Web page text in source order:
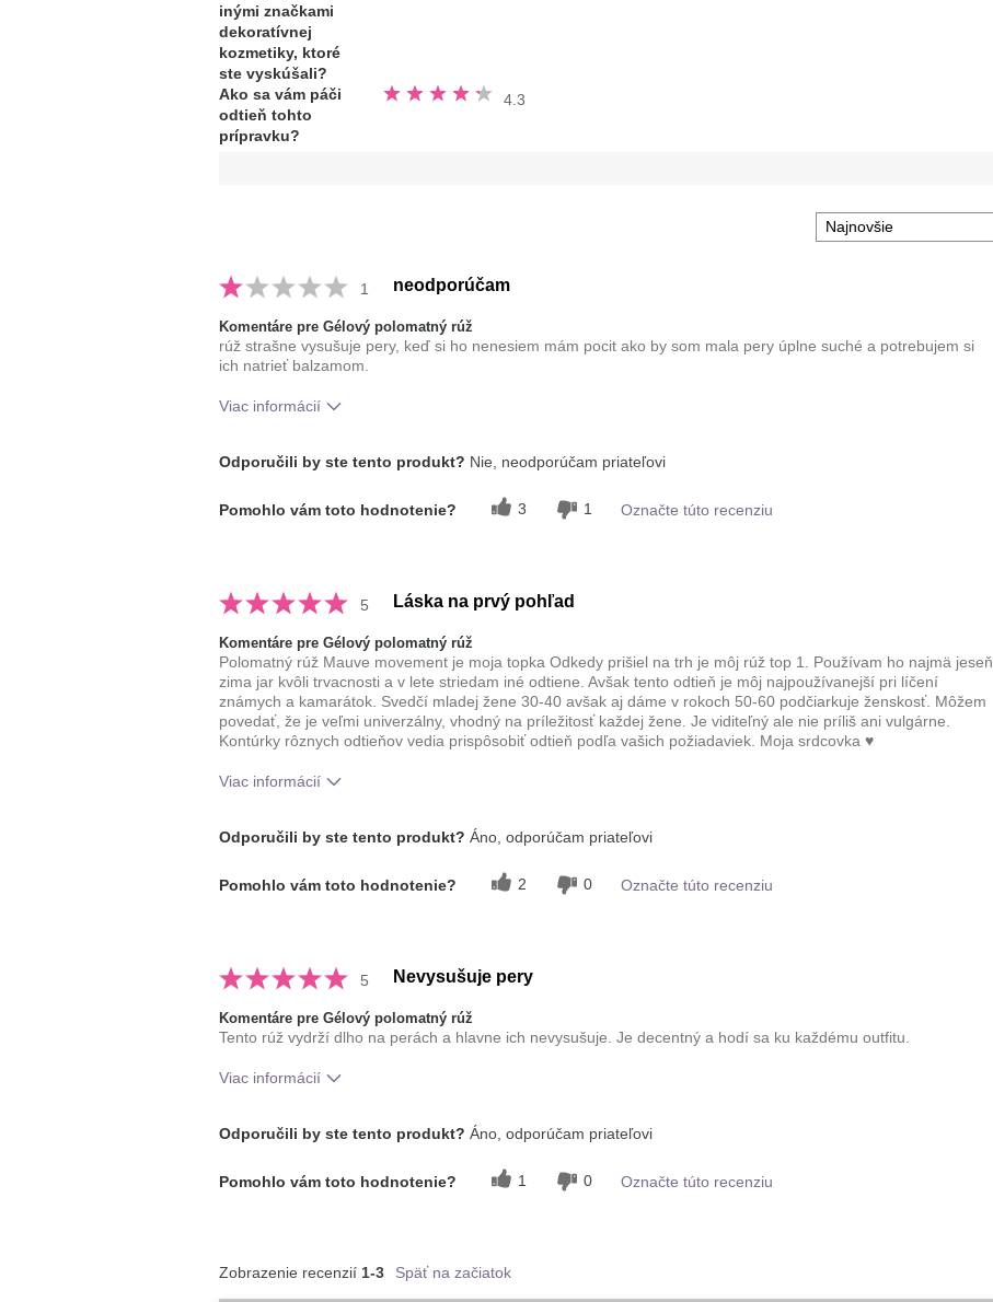
inými značkami
dekoratívnej
kozmetiky, ktoré
ste vyskúšali?
Ako sa vám páči
odtieň tohto
prípravku?
4.3
Hodnotené
4.3
1 neodporúčam
Komentáre pre Gélový polomatný rúž
rúž strašne vysušuje pery, keď si ho nenesiem mám pocit ako by som mala pery úplne suché a potrebujem si
ich natrieť balzamom.
Viac informácií
Ako porovnávate tento prípravok s inými značkami
dekoratívnej kozmetiky, ktoré ste vyskúšali?
Odporučili by ste tento produkt? Nie, neodporúčam priateľovi
Pomohlo vám toto hodnotenie? 3 1 Označte túto recenziu
5 Láska na prvý pohľad
Komentáre pre Gélový polomatný rúž
Polomatný rúž Mauve movement je moja topka Odkedy prišiel na trh je môj rúž top 1. Používam ho najmä jeseň
zima jar kvôli trvacnosti a v lete striedam iné odtiene. Avšak tento odtieň je môj najpoužívanejší pri líčení
známych a kamarátok. Svedčí mladej žene 30-40 avšak aj dáme v rokoch 50-60 podčiarkuje ženskosť. Môžem
povedať, že je veľmi univerzálny, vhodný na príležitosť každej žene. Je viditeľný ale nie príliš ani vulgárne.
Kontúrky rôznych odtieňov vedia prispôsobiť odtieň podľa vašich požiadaviek. Moja srdcovka ♥️
Viac informácií
Ako porovnávate tento prípravok s inými značkami
dekoratívnej kozmetiky, ktoré ste vyskúšali?
Odporučili by ste tento produkt? Áno, odporúčam priateľovi
Pomohlo vám toto hodnotenie? 2 0 Označte túto recenziu
5 Nevysušuje pery
Komentáre pre Gélový polomatný rúž
Tento rúž vydrží dlho na perách a hlavne ich nevysušuje. Je decentný a hodí sa ku každému outfitu.
Viac informácií
Ako porovnávate tento prípravok s inými značkami
dekoratívnej kozmetiky, ktoré ste vyskúšali?
Odporučili by ste tento produkt? Áno, odporúčam priateľovi
Pomohlo vám toto hodnotenie? 1 0 Označte túto recenziu
Zobrazenie recenzií 1-3 Späť na začiatok